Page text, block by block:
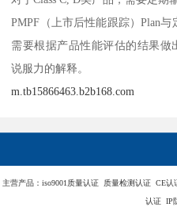
PMPF（上市后性能跟踪）Plan与
需要根据产品性能评估的结果
说服力的解释。
m.tb15866463.b2b168.com
主营产品：iso9001质量认证 质量检测认证 CE
认证 IP